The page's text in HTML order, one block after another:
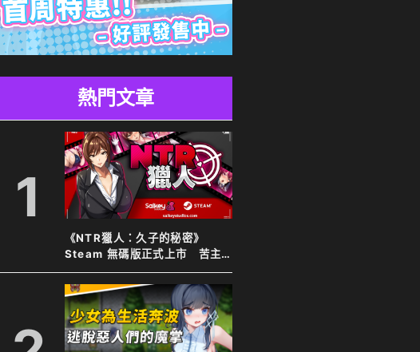
熱門文章
1
《NTR獵人：久子的秘密》
Steam 無碼版正式上市 苦主
化身靈體調查妻子 夫目前犯全
程直擊